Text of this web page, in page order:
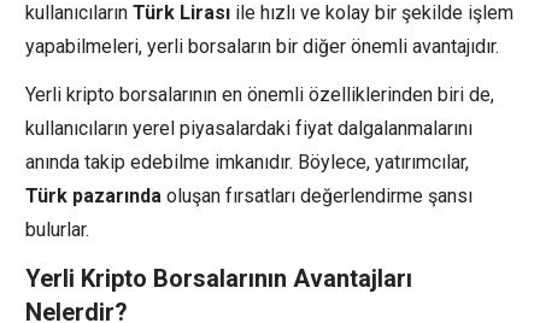
kullanıcıların Türk Lirası ile hızlı ve kolay bir şekilde işlem
yapabilmeleri, yerli borsaların bir diğer önemli avantajıdır.
Yerli kripto borsalarının en önemli özelliklerinden biri de,
kullanıcıların yerel piyasalardaki fiyat dalgalanmalarını
anında takip edebilme imkanıdır. Böylece, yatırımcılar,
Türk pazarında oluşan fırsatları değerlendirme şansı
bulurlar.
Yerli Kripto Borsalarının Avantajları
Nelerdir?